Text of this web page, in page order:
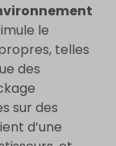
le
telles
des
sur des
d’une